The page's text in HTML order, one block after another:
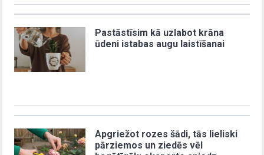
Pastāstīsim kā uzlabot krāna
ūdeni istabas augu laistīšanai
Apgriežot rozes šādi, tās lieliski
pārziemos un ziedēs vēl